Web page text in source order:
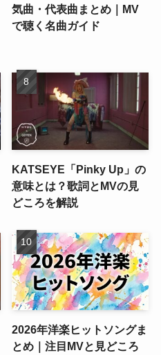
気曲・代表曲まとめ｜MV
で聴く名曲ガイド
KATSEYE「Pinky Up」の
意味とは？歌詞とMVの見
どころを解説
2026年洋楽ヒットソングま
とめ｜注目MVと見どころ